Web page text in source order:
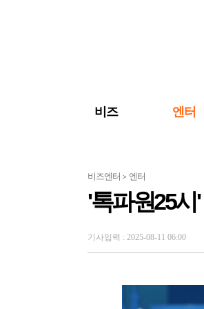
비즈 엔터
비즈엔터 > 엔터
'톡파원25시
기사입력 : 2025-08-11 06:00